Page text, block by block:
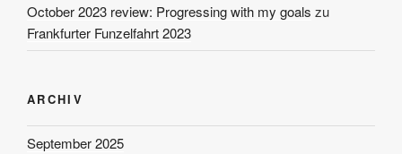
October 2023 review: Progressing with my goals zu
Frankfurter Funzelfahrt 2023
ARCHIV
September 2025